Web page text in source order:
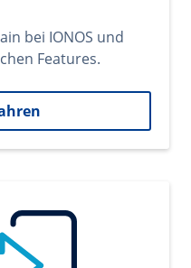
bei IONOS und
Features.